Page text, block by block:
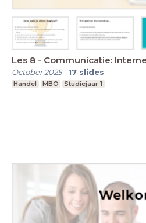
Les 8 - Communicatie:
October 2025- 17 slides
Handel MBO Studiejaar 1